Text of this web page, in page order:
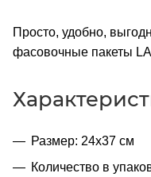
Просто, удобно,
фасовочные пакеты
Размер: 24х37 см
Количество в